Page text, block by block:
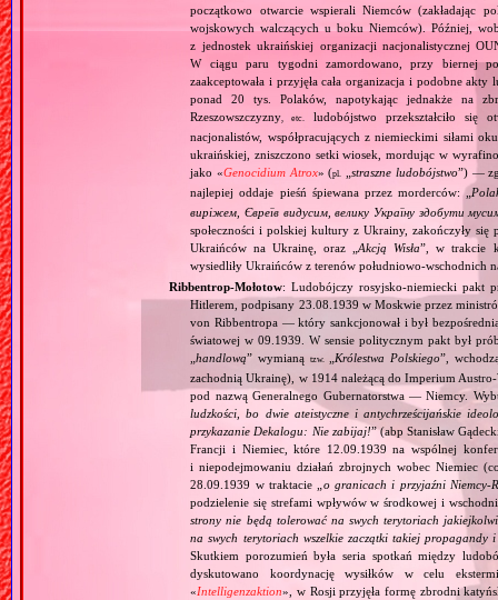
początkowo otwarcie wspierali Niemców (zakładając
wojskowych walczących u boku Niemców). Później,
z jednostek ukraińskiej organizacji nacjonalistycznej
W ciągu paru tygodni zamordowano, przy biernej
zaakceptowała i przyjęła cała organizacja i podobne
ponad 20 tys. Polaków, napotykając jednakże na
Rzeszowszczyzny , etc.
ludobójstwo przekształciło się
nacjonalistów, współpracujących z niemieckimi siłami
ukraińskiej, zniszczono setki wiosek, mordując w
jako «Genocidium Atrox» (pl. „straszne ludobójstwo”) —
najlepiej oddaje pieśń śpiewana przez morderców: „
виріжем, Євреїв видусим, велику Україну здобути
społeczności i polskiej kultury z Ukrainy, zakończyły
Ukraińców na Ukrainę, oraz „Akcją Wisła”, w trakcie
wysiedliły Ukraińców z terenów południowo‐wschodnich
Ribbentrop‐Mołotow: Ludobójczy rosyjsko‐niemiecki pakt
Hitlerem, podpisany 23.08.1939 w Moskwie przez
von Ribbentropa — który sankcjonował i był
światowej w 09.1939. W sensie politycznym pakt był
„handlową” wymianą tzw. Królestwa Polskiego”,
zachodnią Ukrainę), w 1914 należącą do Imperium
pod nazwą Generalnego Gubernatorstwa — Niemcy.
ludzkości, bo dwie ateistyczne i antychrześcijańskie
przykazanie Dekalogu: Nie zabijaj!” (abp Stanisław
Francji i Niemiec, które 12.09.1939 na wspólnej
i niepodejmowaniu działań zbrojnych wobec Niemiec
28.09.1939 w traktacie „ o granicach i przyjaźni
podzielenie się strefami wpływów w środkowej i
strony nie będą tolerować na swych terytoriach
na swych terytoriach wszelkie zaczątki takiej
Skutkiem porozumień była seria spotkań między
dyskutowano koordynację wysiłków w celu
«Intelligenzaktion», w Rosji przyjęła formę zbrodni